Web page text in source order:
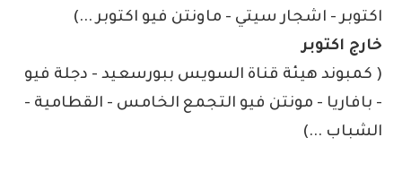
اكتوبر - اشجار سيتي - ماونتن فيو اكتوبر ...)
خارج اكتوبر
( كمبوند هيئة قناة السويس ببورسعيد - دجلة فيو
- بافاريا - مونتن فيو التجمع الخامس - القطامية -
الشباب ...)